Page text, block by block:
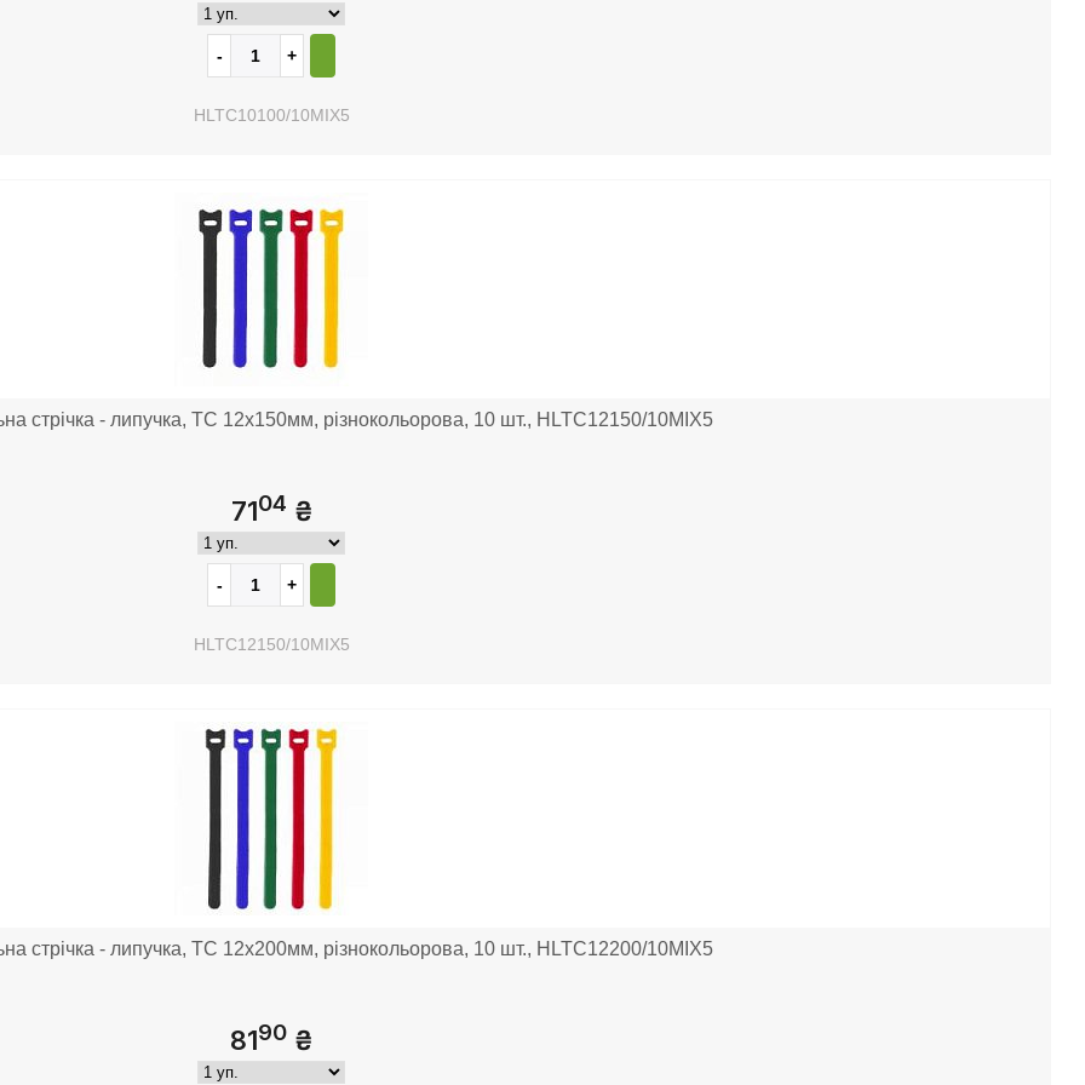
HLTC10100/10MIX5
стрічка - липучка, TC 12x150мм, різнокольорова, 10 шт., HLTC12150/10MIX5
7104 ₴
HLTC12150/10MIX5
стрічка - липучка, TC 12x200мм, різнокольорова, 10 шт., HLTC12200/10MIX5
8190 ₴